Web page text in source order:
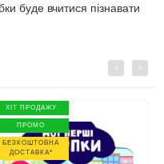
буде вчитися пізнавати
Previous
ХІТ ПРОДАЖУ
ПРОМО
БЕЗКОШТОВНА
ДОСТАВКА*
Next